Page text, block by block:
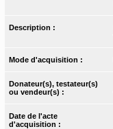
Description :
Mode d'acquisition :
Donateur(s), testateur(s)
ou vendeur(s) :
Date de l'acte
d'acquisition :